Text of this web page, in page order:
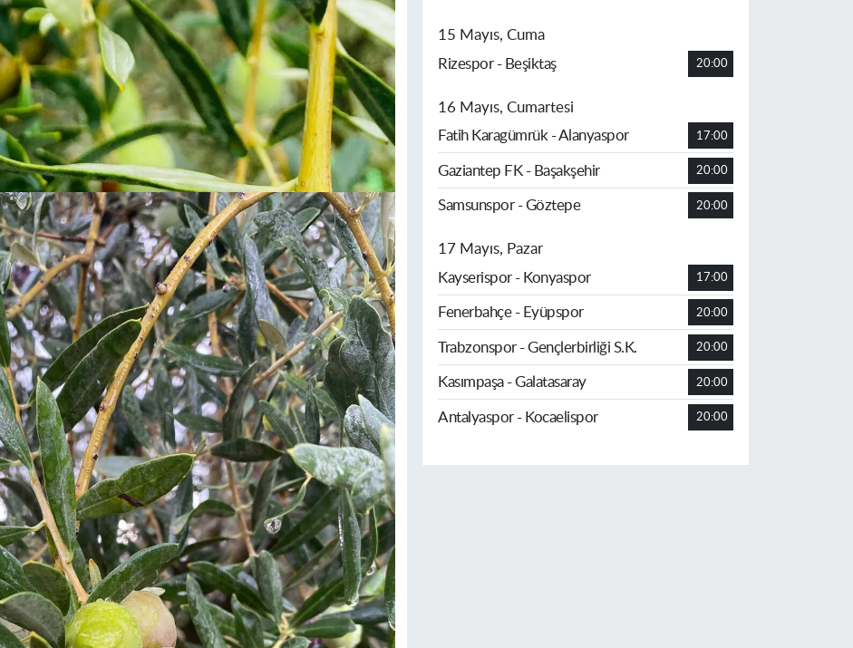
15 Mayıs, Cuma
Rizespor - Beşiktaş
20:00
16 Mayıs, Cumartesi
Fatih Karagümrük - Alanyaspor
17:00
Gaziantep FK - Başakşehir 20:00
Samsunspor - Göztepe 20:00
17 Mayıs, Pazar
Kayserispor - Konyaspor
17:00
Fenerbahçe - Eyüpspor 20:00
Trabzonspor - Gençlerbirliği S.K. 20:00
Kasımpaşa - Galatasaray 20:00
Antalyaspor - Kocaelispor 20:00